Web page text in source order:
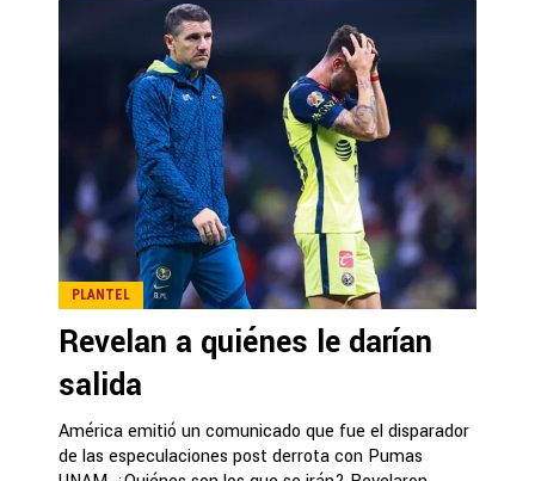
PLANTEL
Revelan a quiénes le darían
salida
América emitió un comunicado que fue el disparador
de las especulaciones post derrota con Pumas